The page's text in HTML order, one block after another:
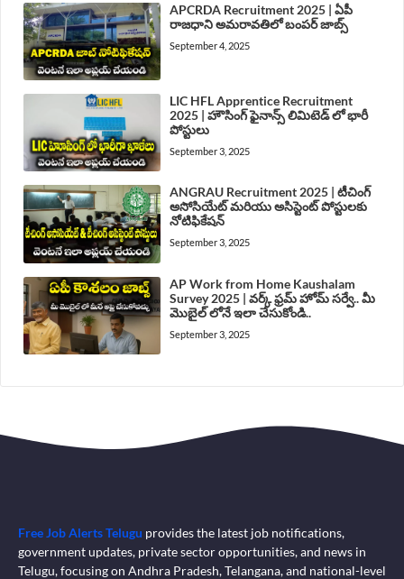
APCRDA Recruitment 2025 | ఏపీ
రాజధాని అమరావతిలో బంపర్ జాబ్స్
September 4, 2025
LIC HFL Apprentice Recruitment
2025 | హౌసింగ్ ఫైనాన్స్ లిమిటెడ్ లో భారీ
పోస్టులు
September 3, 2025
ANGRAU Recruitment 2025 | టీచింగ్
అసోసియేట్ మరియు అసిస్టెంట్ పోస్టులకు
నోటిఫికేషన్
September 3, 2025
AP Work from Home Kaushalam
Survey 2025 | వర్క్ ఫ్రమ్ హోమ్ సర్వే.. మీ
మొబైల్ లోనే ఇలా చేసుకోండి..
September 3, 2025
Free Job Alerts Telugu provides the latest job notifications,
government updates, private sector opportunities, and news in
Telugu, focusing on Andhra Pradesh, Telangana, and national-level